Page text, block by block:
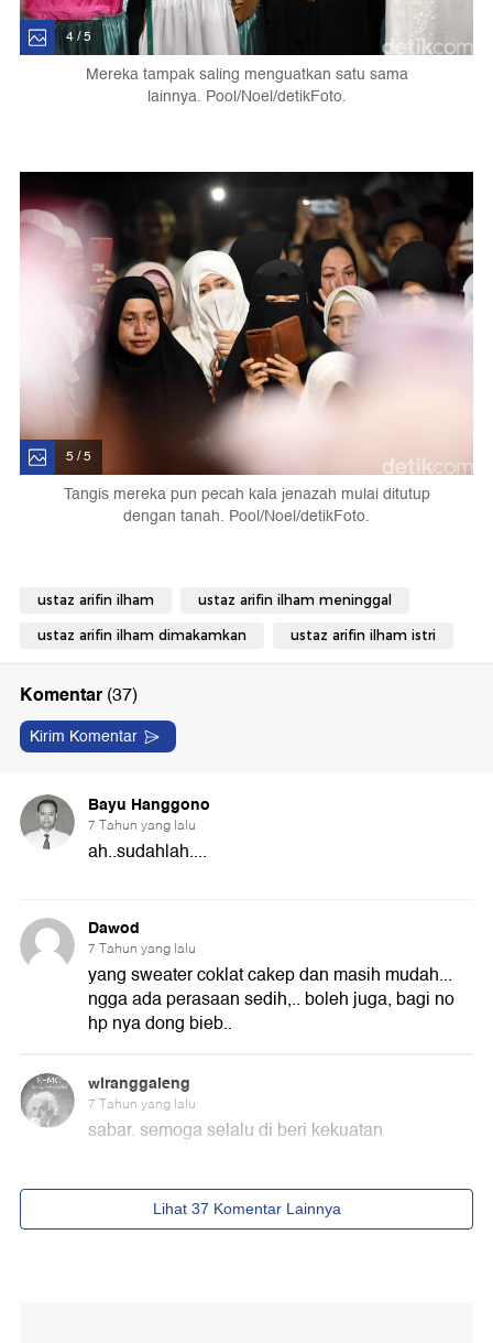
4 / 5
Mereka tampak saling menguatkan satu sama
lainnya. Pool/Noel/detikFoto.
5 / 5
Tangis mereka pun pecah kala jenazah mulai ditutup
dengan tanah. Pool/Noel/detikFoto.
ustaz arifin ilham ustaz arifin ilham meninggal
ustaz arifin ilham dimakamkan ustaz arifin ilham istri